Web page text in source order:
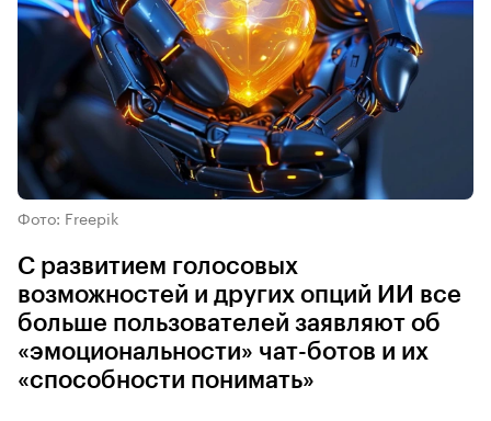
Фото: Freepik
С развитием голосовых
возможностей и других опций ИИ все
больше пользователей заявляют об
«эмоциональности» чат-ботов и их
«способности понимать»